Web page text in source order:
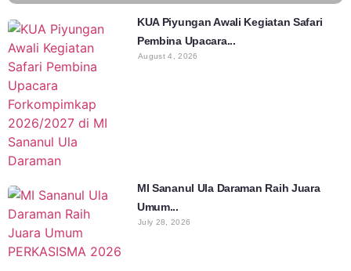
KUA Piyungan Awali Kegiatan Safari
Pembina Upacara...
August 4, 2026
MI Sananul Ula Daraman Raih Juara
Umum...
July 28, 2026